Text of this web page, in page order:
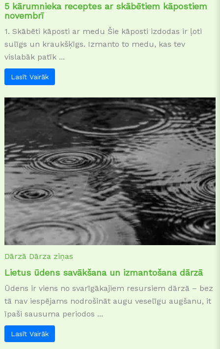
5 kārumnieka receptes ar skābētiem kāpostiem
novembrī
1. Skābēti kāposti ar medu Šie kāposti izdodas ir ļoti
sulīgs un kraukšķīgs. Izmanto to medu, kas tev
vislabāk patīk ...
Lasīt Vairāk
Dārzā Dārza ziņas
Lietus ūdens savākšana un izmantošana dārzā
Ūdens ir viens no svarīgākajiem resursiem dārzā – bez
tā nav iespējams nodrošināt augu veselīgu augšanu, it
īpaši sausuma periodos ...
Lasīt Vairāk